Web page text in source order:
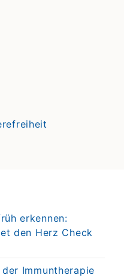
erkennen:
den Herz Check
Immuntherapie